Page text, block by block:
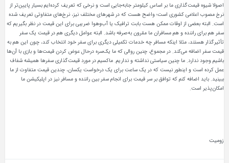
اصولا شیوه قیمت‌گذاری ما بر اساس کیلومتر جابه‌جایی است و نرخی که تعریف کرده‌ایم بسیار پایین‌تر از
نرخ مصوب اعلامی کشوری است؛ واضح هست که در شهرهای مختلف نیز، نرخ‌های متفاوتی تعریف شده
است. البته بعضی از اوقات ممکن هست بابت ترافیک یا آب‌و‌هوا ضریبی برای این قیمت در نظر بگیریم که
سفر هم برای راننده‌ و هم مسافران ما مقرون به‌صرفه باشد. البته عوامل دیگری هم در قیمت یک سفر
تأثیرگذار هستند، مثلا اینکه مسافر چه خدمات تکمیلی دیگری برای سفر خود انتخاب کند، چون این هم به
قیمت سفر اضافه می‌کند. در مجموع، چنین روالی که ما یک‌سره درحال عوض کردن قیمت‌ها و بازی با آن‌ها
باشیم وجود ندارد. ما چنین سیاستی نداشته و نداریم. ماکسیم در مورد قیمت‌گذاری سفرها همیشه شفاف
عمل کرده است و اینطور نیست که در یک ساعت برای یک درخواست یکسان، چندین قیمت متفاوت از ما
ببینید. باید اضافه کنم که توافق بر سر قیمت برای انجام سفر بین راننده و مسافر نیز در اپلیکیشن ما
امکان‌پذیر است.
زومیت